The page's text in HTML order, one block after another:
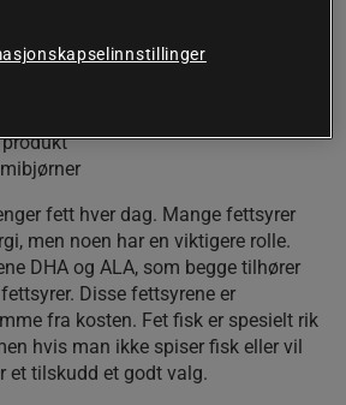
fett hver dag. Mange fettsyrer
men noen har en viktigere rolle.
DHA og ALA, som begge tilhører
Disse fettsyrene er
fra kosten. Fet fisk er spesielt rik
hvis man ikke spiser fisk eller vil
et tilskudd et godt valg.